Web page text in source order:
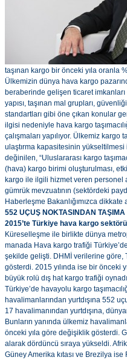
taşınan kargo bir önceki yıla oranla
Ülkemizin dünya hava kargo
beraberinde gelişen ticaret
yapısı, taşınan mal grupları,
standartları gibi öne çıkan konular
ilgisi nedeniyle hava kargo
çalışmaları yapılıyor. Ülkemiz kargo
ulaştırma kapasitesinin
değinilen, “Uluslararası kargo
(hava) kargo birimi oluşturulması,
kargo ile ilgili hizmet veren personel
gümrük mevzuatının (sektördeki
Haberleşme Bakanlığımızca dikkate
552 UÇUŞ NOKTASINDAN TAŞIMA
2015’te Türkiye hava kargo
Küreselleşme ile birlikte dünya
manada Hava kargo trafiği
şekilde gelişti. DHMİ verilerine göre,
gösterdi. 2015 yılında ise bir önceki
büyük rolü dış hat kargo trafiği
Türkiye’de havayolu kargo
havalimanlarından yurtdışına 552
17 havalimanından yurtdışına,
Bunların yanında ülkemiz
önceki yıla göre değişiklik gösterdi.
alarak dördüncü sıraya yükseldi.
Güney Amerika kıtası ve Brezilya ise